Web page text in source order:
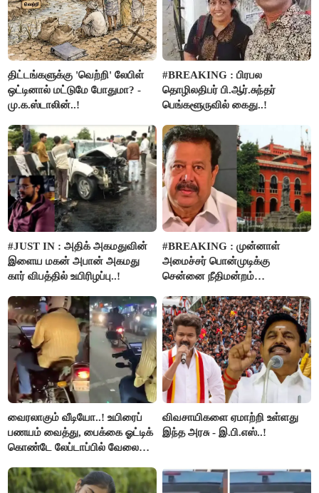
திட்டங்களுக்கு 'வெற்றி' லேபிள்
ஒட்டினால் மட்டுமே போதுமா? -
மு.க.ஸ்டாலின்..!
#BREAKING : பிரபல
தொழிலதிபர் பி.ஆர்.சுந்தர்
பெங்களூருவில் கைது..!
#JUST IN : அதிக் அகமதுவின்
இளைய மகன் அபான் அகமது
கார் விபத்தில் உயிரிழப்பு..!
#BREAKING : முன்னாள்
அமைச்சர் பொன்முடிக்கு
சென்னை நீதிமன்றம்
வைரலாகும் வீடியோ..! உயிரைப்
பணயம் வைத்து, பைக்கை ஓட்டிக்
கொண்டே லேப்டாப்பில் வேலை
விவசாயிகளை ஏமாற்றி உள்ளது
இந்த அரசு - இ.பி.எஸ்..!